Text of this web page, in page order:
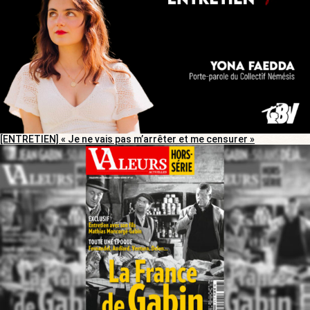
[ENTRETIEN] « Je ne vais pas m’arrêter et me censurer »